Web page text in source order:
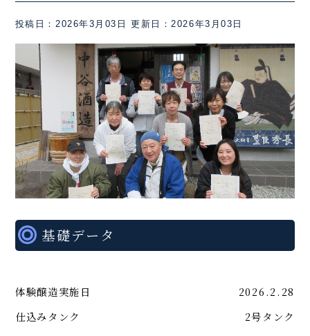
投稿日：2026年3月03日 更新日：2026年3月03日
基礎データ
体験醸造実施日
2026.2.28
仕込みタンク
2号タンク